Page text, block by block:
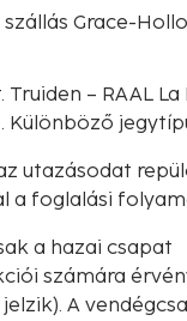
szállás Grace-
Truiden – RAAL La
Különböző
utazásodat
a foglalási
a hazai csapat
számára
A